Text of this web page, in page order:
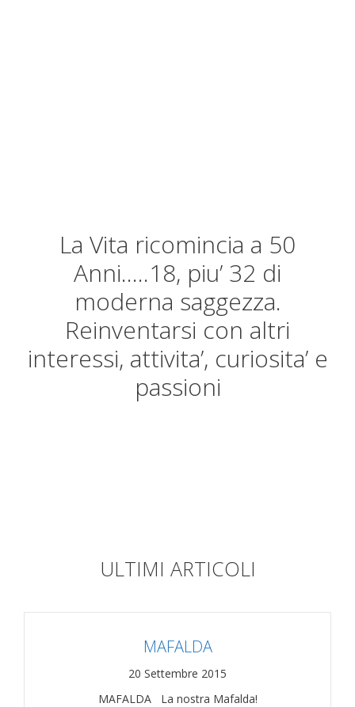
La Vita ricomincia a 50
Anni…..18, piu’ 32 di
moderna saggezza.
Reinventarsi con altri
interessi, attivita’, curiosita’ e
passioni
ULTIMI ARTICOLI
MAFALDA
20 Settembre 2015
MAFALDA La nostra Mafalda!